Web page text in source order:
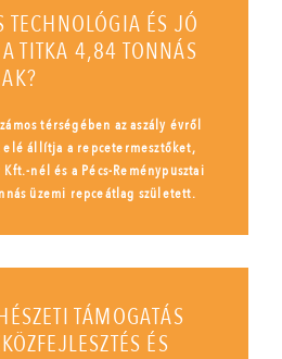
TECHNOLÓGIA ÉS JÓ
TITKA 4,84 TONNÁS
térségében az aszály évről
állítja a repcetermesztőket,
nél és a Pécs-Reménypusztai
üzemi repceátlag született.
TÁMOGATÁS
ÉS